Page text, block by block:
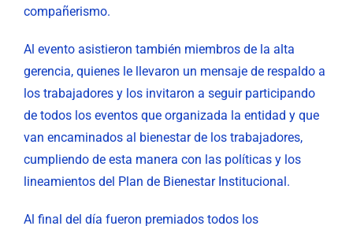
compañerismo.
Al evento asistieron también miembros de la alta
gerencia, quienes le llevaron un mensaje de respaldo a
los trabajadores y los invitaron a seguir participando
de todos los eventos que organizada la entidad y que
van encaminados al bienestar de los trabajadores,
cumpliendo de esta manera con las políticas y los
lineamientos del Plan de Bienestar Institucional.
Al final del día fueron premiados todos los